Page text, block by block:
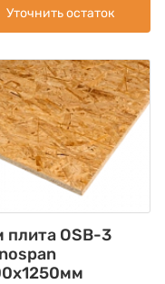
Уточнить остаток
плита OSB-3